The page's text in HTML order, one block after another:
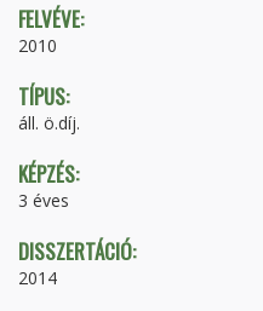
FELVÉVE:
2010
TÍPUS:
áll. ö.díj.
KÉPZÉS:
3 éves
DISSZERTÁCIÓ:
2014